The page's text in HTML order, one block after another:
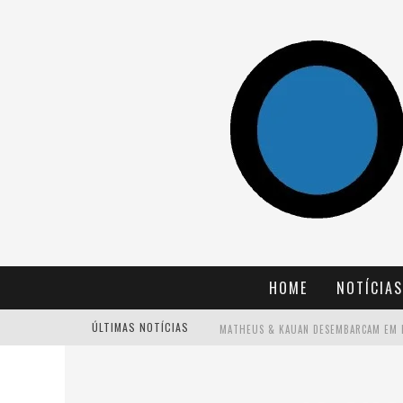
HOME NOTÍCIAS
ÚLTIMAS NOTÍCIAS